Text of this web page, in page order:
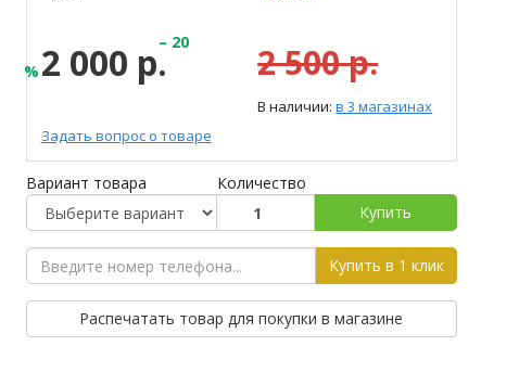
2 000 р.– 20
%
Задать вопрос о товаре
2 500 р.
В наличии:в 3 магазинах
Вариант товара
Количество
Купить
Купить в 1 клик
Распечатать товар для покупки в магазине